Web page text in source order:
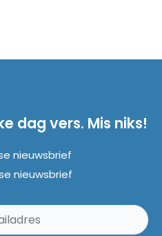
dag vers. Mis niks!
nieuwsbrief
nieuwsbrief